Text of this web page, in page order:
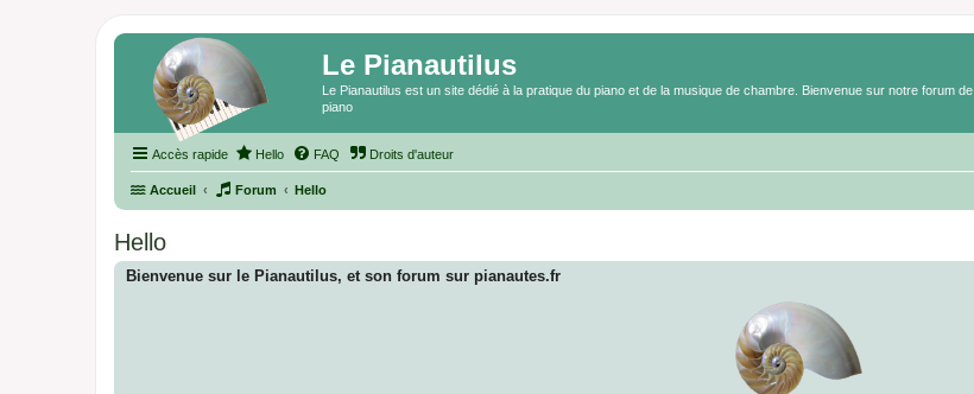
Le Pianautilus
Le Pianautilus est un site dédié à la pratique du piano et de la musique de chambre. Bienvenue sur notre forum de
piano
Accès rapide Hello FAQ Droits d'auteur
Accueil Forum Hello
Hello
Bienvenue sur le Pianautilus, et son forum sur pianautes.fr